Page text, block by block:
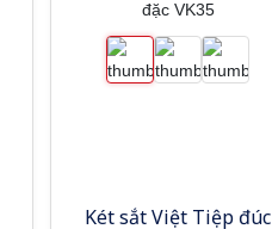
Két sắt Việt Tiệp đúc